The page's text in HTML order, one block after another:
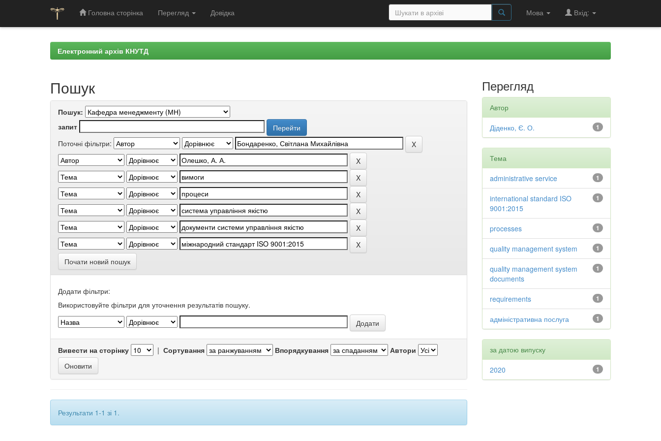
Головна сторінка Перегляд Довідка Мова Вхід:
Електронний архів КНУТД
Пошук
Пошук:
запит
Поточні фільтри:
Почати новий пошук
Додати фільтри:
Використовуйте фільтри для уточнення результатів пошуку.
Вивести на сторінку | Сортування Впорядкування Автори
Результати 1-1 зі 1.
Перегляд
Автор
1
Діденко, Є. О.
Тема
1
administrative service
1
international standard ISO
9001:2015
1
processes
1
quality management system
1
quality management system
documents
1
requirements
1
адміністративна послуга
за датою випуску
1
2020